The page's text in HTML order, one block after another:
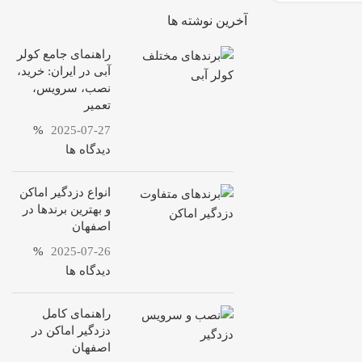
آخرین نوشته ها
راهنمای جامع کولر
آبی در ایران: خرید،
نصب، سرویس،
تعمیر
2025-07-27
%
دیدگاه ها
انواع دزدگیر اماکن
و بهترین برندها در
اصفهان
2025-07-26
%
دیدگاه ها
راهنمای کامل
دزدگیر اماکن در
اصفهان